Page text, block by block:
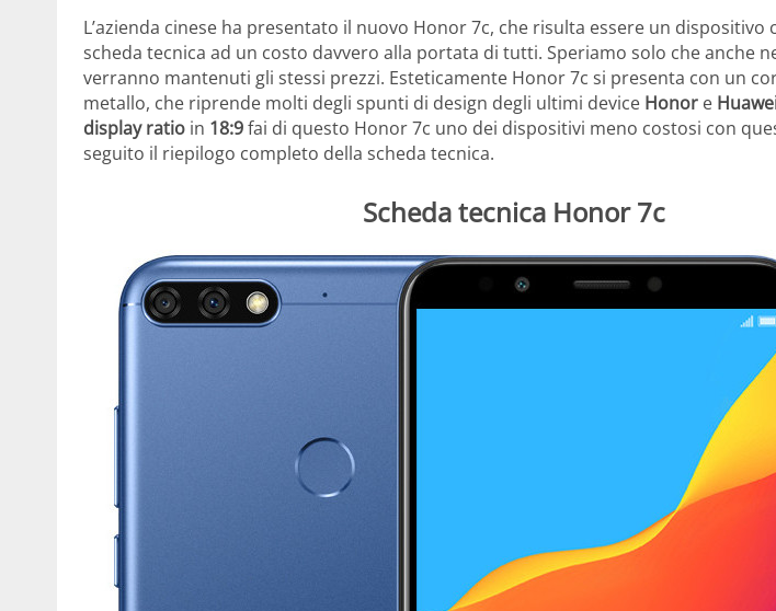
L’azienda cinese ha presentato il nuovo Honor 7c, che risulta essere un dispositivo
scheda tecnica ad un costo davvero alla portata di tutti. Speriamo solo che anche
verranno mantenuti gli stessi prezzi. Esteticamente Honor 7c si presenta con un
metallo, che riprende molti degli spunti di design degli ultimi device Honor e
display ratio in 18:9fai di questo Honor 7c uno dei dispositivi meno costosi con
seguito il riepilogo completo della scheda tecnica.
Scheda tecnica Honor 7c